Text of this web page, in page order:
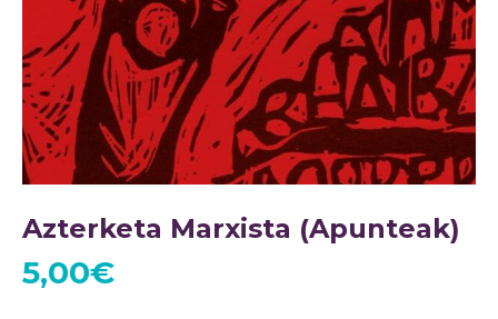
Azterketa Marxista (Apunteak)
5,00€